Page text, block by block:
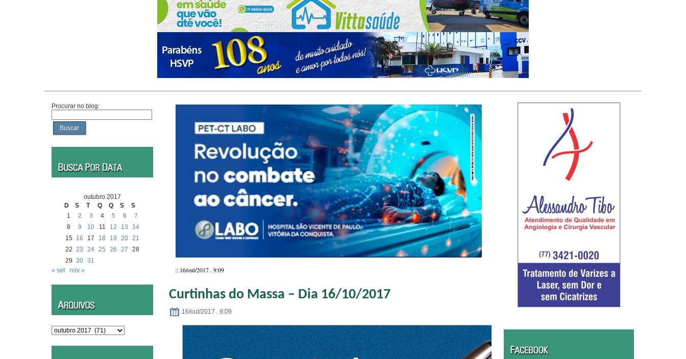
Procurar no blog:
Buscar
outubro 2017
D
S T Q Q S
S
1
2 3 4 5 6
7
8
9 10 11 12 13
14
15
16 17 18 19 20 21
22 23 24 25 26 27
28
29 30 31
« set
nov »
Arquivos
:: 16/out/2017 . 9:09
Curtinhas do Massa – Dia 16/10/2017
16/out/2017 . 9:09